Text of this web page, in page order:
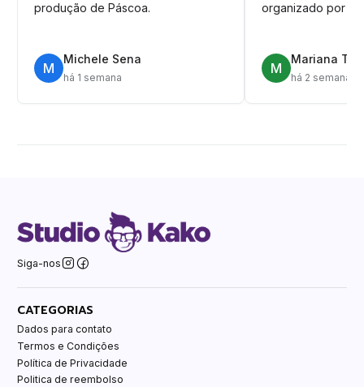
produção de Páscoa.
M
Michele Sena
há 1 semana
organizado por
M
Mariana T.
há 2 semanas
Siga-nos
CATEGORIAS
Dados para contato
Termos e Condições
Política de Privacidade
Politica de reembolso